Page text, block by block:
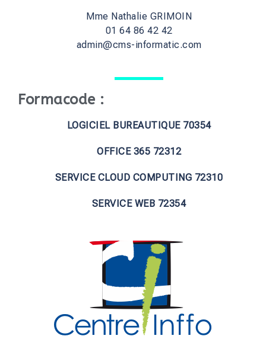
Mme Nathalie GRIMOIN
01 64 86 42 42
admin@cms-informatic.com
Formacode :
LOGICIEL BUREAUTIQUE 70354
OFFICE 365 72312
SERVICE CLOUD COMPUTING 72310
SERVICE WEB 72354